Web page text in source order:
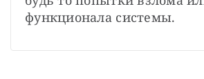
функционала системы.